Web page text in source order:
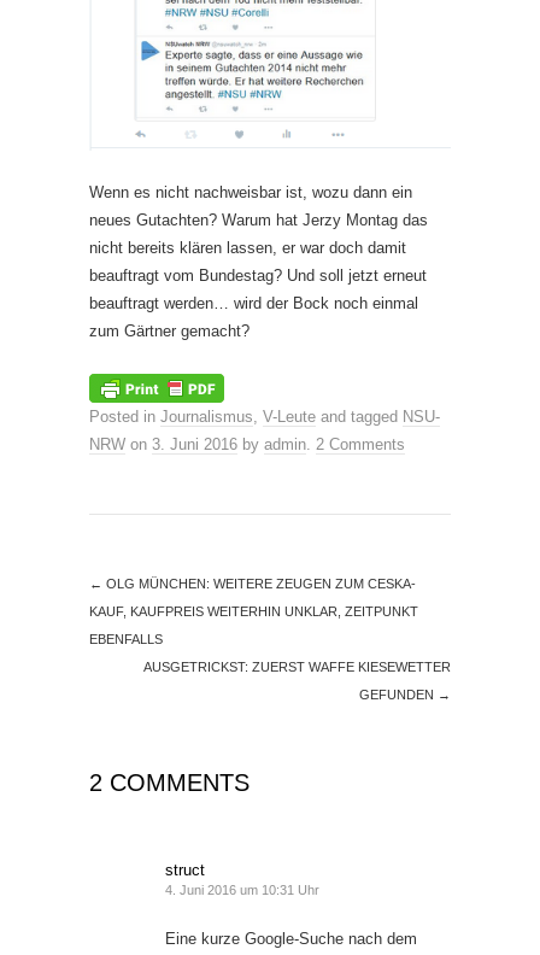
Wenn es nicht nachweisbar ist, wozu dann ein
neues Gutachten? Warum hat Jerzy Montag das
nicht bereits klären lassen, er war doch damit
beauftragt vom Bundestag? Und soll jetzt erneut
beauftragt werden… wird der Bock noch einmal
zum Gärtner gemacht?
Posted in Journalismus V-Leute and tagged NSU-
NRW on 3. Juni 2016 by admin 2 Comments
← OLG MÜNCHEN: WEITERE ZEUGEN ZUM CESKA-
KAUF, KAUFPREIS WEITERHIN UNKLAR, ZEITPUNKT
EBENFALLS
AUSGETRICKST: ZUERST WAFFE KIESEWETTER
GEFUNDEN →
2 COMMENTS
struct
4. Juni 2016 um 10:31 Uhr
Eine kurze Google-Suche nach dem